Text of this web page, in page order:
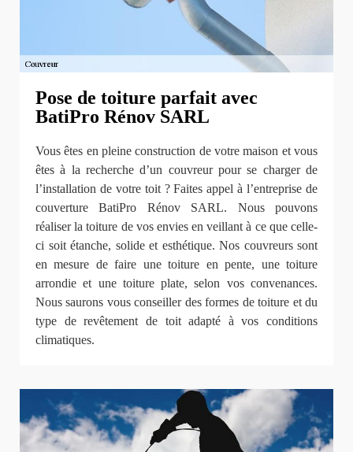
Pose de toiture parfait avec
BatiPro Rénov SARL
Vous êtes en pleine construction de votre maison et vous
êtes à la recherche d’un couvreur pour se charger de
l’installation de votre toit ? Faites appel à l’entreprise de
couverture BatiPro Rénov SARL. Nous pouvons
réaliser la toiture de vos envies en veillant à ce que celle-
ci soit étanche, solide et esthétique. Nos couvreurs sont
en mesure de faire une toiture en pente, une toiture
arrondie et une toiture plate, selon vos convenances.
Nous saurons vous conseiller des formes de toiture et du
type de revêtement de toit adapté à vos conditions
climatiques.